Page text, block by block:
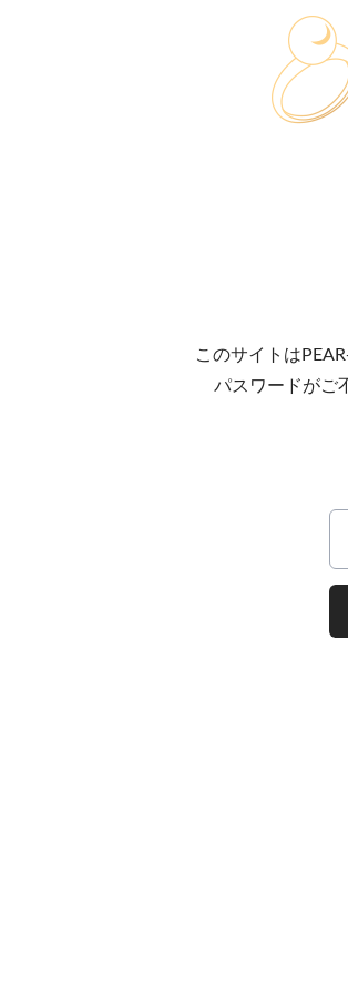
このサイトは
パスワードがご